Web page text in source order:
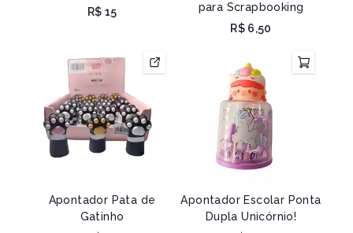
R$ 15
para Scrapbooking
R$ 6,50
Apontador Pata de
Gatinho
Apontador Escolar Ponta
Dupla Unicórnio!